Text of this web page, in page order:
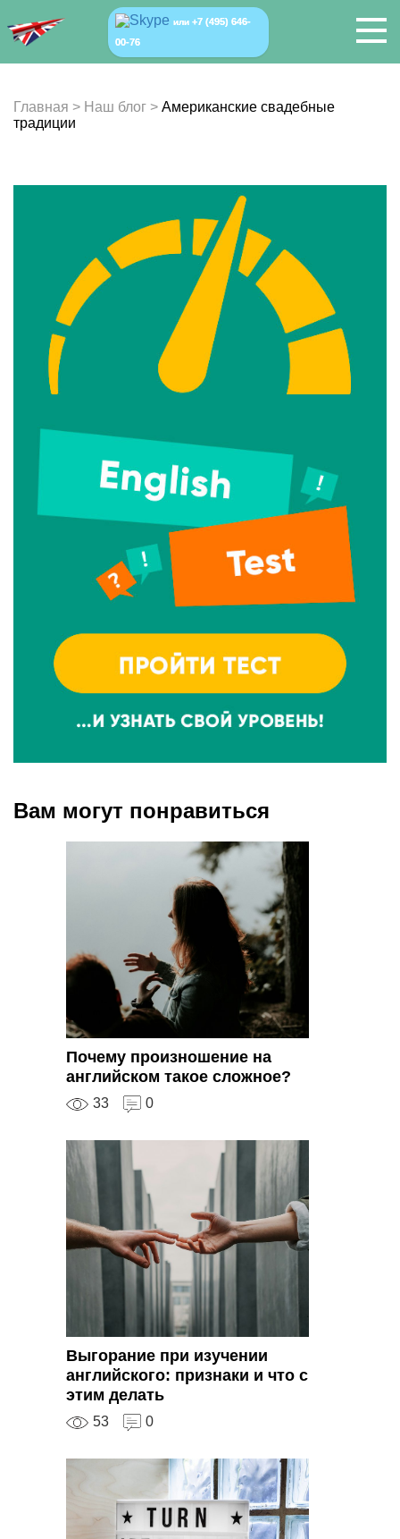
или +7 (495) 646-
00-76
Главная > Наш блог > Американские свадебные
традиции
Вам могут понравиться
Почему произношение на
английском такое сложное?
33 0
Выгорание при изучении
английского: признаки и что с
этим делать
53 0